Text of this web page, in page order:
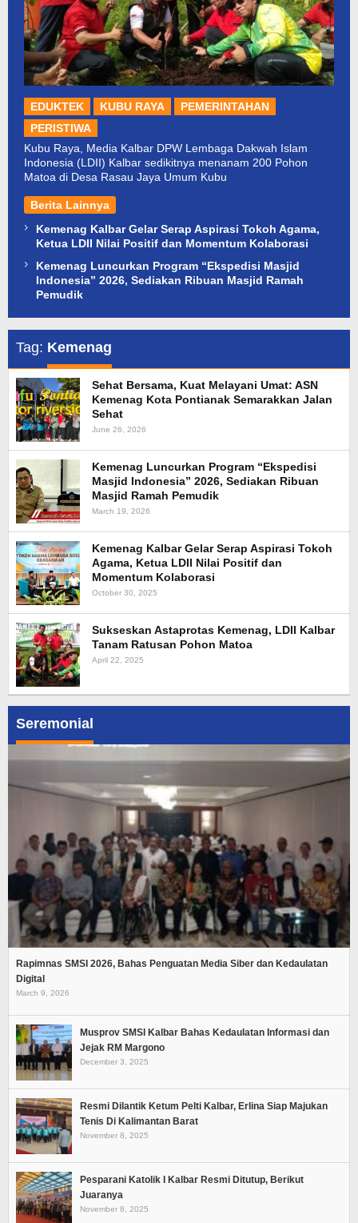
EDUKTEK KUBU RAYA
PEMERINTAHAN
PERISTIWA
Kubu Raya, Media Kalbar DPW Lembaga Dakwah Islam
Indonesia (LDII) Kalbar sedikitnya menanam 200 Pohon
Matoa di Desa Rasau Jaya Umum Kubu
Berita Lainnya
Kemenag Kalbar Gelar Serap Aspirasi Tokoh Agama,
Ketua LDII Nilai Positif dan Momentum Kolaborasi
Kemenag Luncurkan Program “Ekspedisi Masjid
Indonesia” 2026, Sediakan Ribuan Masjid Ramah
Pemudik
Seremonial
Rapimnas SMSI 2026, Bahas Penguatan Media Siber dan Kedaulatan
Digital
March 9, 2026
Musprov SMSI Kalbar Bahas Kedaulatan Informasi dan
Jejak RM Margono
December 3, 2025
Resmi Dilantik Ketum Pelti Kalbar, Erlina Siap Majukan
Tenis Di Kalimantan Barat
November 8, 2025
Pesparani Katolik I Kalbar Resmi Ditutup, Berikut
Juaranya
November 8, 2025
Tag: Kemenag
Sehat Bersama, Kuat Melayani Umat: ASN
Kemenag Kota Pontianak Semarakkan Jalan
Sehat
June 26, 2026
Kemenag Luncurkan Program “Ekspedisi
Masjid Indonesia” 2026, Sediakan Ribuan
Masjid Ramah Pemudik
March 19, 2026
Kemenag Kalbar Gelar Serap Aspirasi Tokoh
Agama, Ketua LDII Nilai Positif dan
Momentum Kolaborasi
October 30, 2025
Sukseskan Astaprotas Kemenag, LDII Kalbar
Tanam Ratusan Pohon Matoa
April 22, 2025